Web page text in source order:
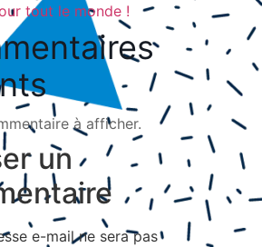
tout le monde !
à afficher.
un
e-mail ne sera pas